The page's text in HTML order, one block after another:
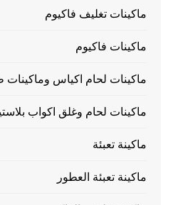
ماكينات تغليف فاكيوم
ماكينات فاكيوم
ماكينات لحام اكياس وماكينات
ماكينات لحام وغلق اكواب
ماكينة تعبئة
ماكينة تعبئة العطور